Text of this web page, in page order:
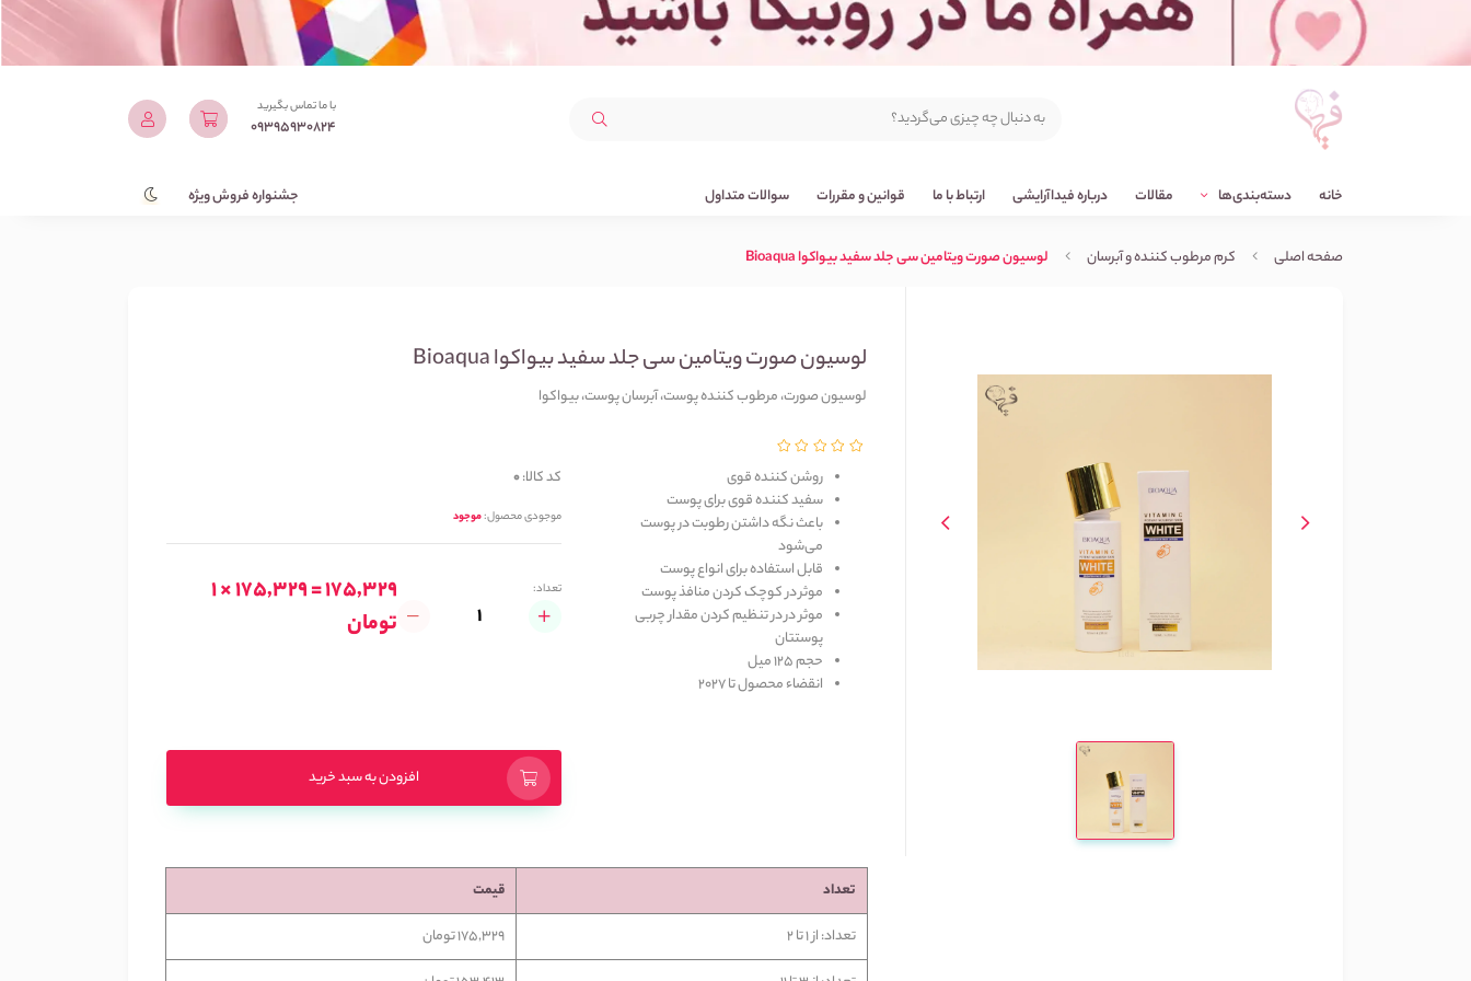
با ما تماس بگیرید
09395930824
خانه دسته‌بندی‌ها مقالات درباره فیداآرایشی ارتباط با ما قوانین و مقررات سوالات متداول جشنواره فروش ویژه
صفحه اصلی کرم مرطوب کننده و آبرسان لوسیون صورت ویتامین سی جلد سفید بیواکوا Bioaqua
لوسیون صورت ویتامین سی جلد سفید بیواکوا Bioaqua
لوسیون صورت، مرطوب کننده پوست، آبرسان پوست، بیواکوا
روشن کننده قوی
سفید کننده قوی برای پوست
باعث نگه داشتن رطوبت در پوست
می‌شود
قابل استفاده برای انواع پوست
موثر در کوچک کردن منافذ پوست
موثر در در تنظیم کردن مقدار چربی
پوستتان
حجم 125 میل
انقضاء محصول تا 2027
کد کالا:0
موجودی محصول:موجود
تعداد:
1 × 175,329 = 175,329
تومان
افزودن به سبد خرید
تعداد
قیمت
تعداد: از 1 تا 2
175,329 تومان